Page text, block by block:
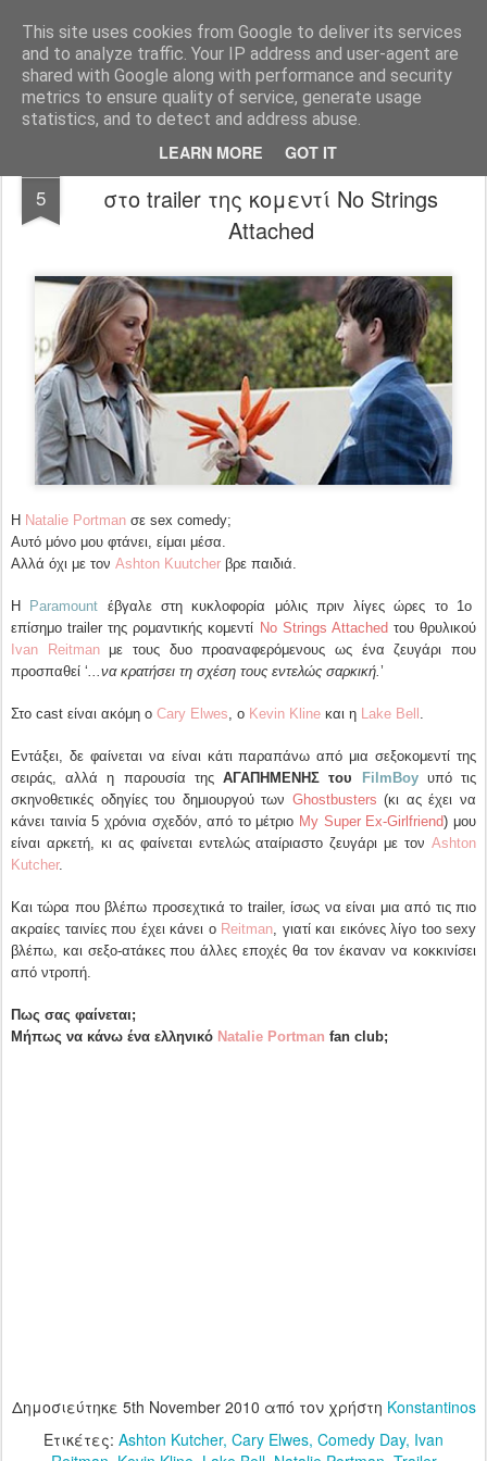
This site uses cookies from Google to deliver its services
and to analyze traffic. Your IP address and user-agent are
shared with Google along with performance and security
metrics to ensure quality of service, generate usage
statistics, and to detect and address abuse.
LEARN MORE GOT IT
FilmBoy
5
Η Natalie Portman κι ο Ashton Kutcher
στο trailer της κομεντί No Strings
Attached
Η Natalie Portman σε sex comedy;
Αυτό μόνο μου φτάνει, είμαι μέσα.
Αλλά όχι με τον Ashton Kuutcher βρε παιδιά.
Η Paramount έβγαλε στη κυκλοφορία μόλις πριν λίγες ώρες το 1ο
επίσημο trailer της ρομαντικής κομεντί No Strings Attached του θρυλικού
Ivan Reitmanμε τους δυο προαναφερόμενους ως ένα ζευγάρι που
προσπαθεί ‘...να κρατήσει τη σχέση τους εντελώς σαρκική.’
Στο cast είναι ακόμη ο Cary Elwes, ο Kevin Kline και η Lake Bell .
Εντάξει, δε φαίνεται να είναι κάτι παραπάνω από μια σεξοκομεντί της
σειράς, αλλά η παρουσία τηςΑΓΑΠΗΜΕΝΗΣ του FilmBoyυπό τις
σκηνοθετικές οδηγίες του δημιουργού των Ghostbusters (κι ας έχει να
κάνει ταινία 5 χρόνια σχεδόν, από το μέτριο My Super Ex-Girlfriend) μου
είναι αρκετή, κι ας φαίνεται εντελώς αταίριαστο ζευγάρι με τον Ashton
Kutcher.
Και τώρα που βλέπω προσεχτικά το trailer, ίσως να είναι μια από τις πιο
ακραίες ταινίες που έχει κάνει ο Reitman, γιατί και εικόνες λίγο too sexy
βλέπω, και σεξο-ατάκες που άλλες εποχές θα τον έκαναν να κοκκινίσει
από ντροπή.
Πως σας φαίνεται;
Μήπως να κάνω ένα ελληνικό Natalie Portman fan club;
Δημοσιεύτηκε 5th November 2010 από τον χρήστη Konstantinos
Ετικέτες: Ashton Kutcher Cary Elwes Comedy Day Ivan